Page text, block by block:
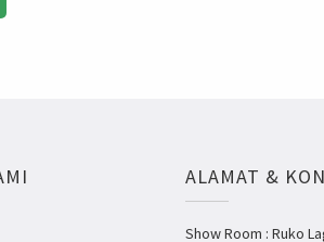
ALAMAT &
Show Room : Ruko